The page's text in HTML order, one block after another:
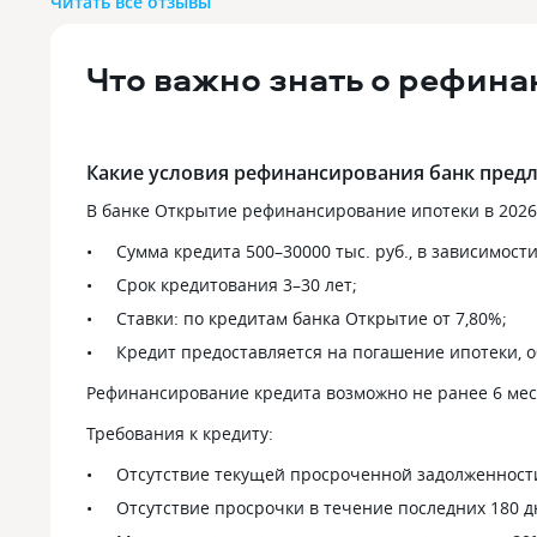
получился, что и ипотеку сейчас
ставке, 5.3% получилось. Заявку
застройщика. Ставка на весь период
выплат такой и останется, чему мы
ипотеке, я
5,5% на 12
устроило,
и
документов.
наличие
этом даже
идти в ПФ с
моего и
итоге в пф
всеми
Что важно знать о
Какие условия рефинансирования банк
В банке Открытие рефинансирование ипотеки в
Сумма кредита 500–30000 тыс. руб., в
Срок кредитования 3–30 лет;
Ставки: по кредитам банка Открытие от 7,80%;
Кредит предоставляется на погашение ипотеки,
Рефинансирование кредита возможно не ранее 6
Требования к кредиту:
Отсутствие текущей просроченной
Отсутствие просрочки в течение последних 180